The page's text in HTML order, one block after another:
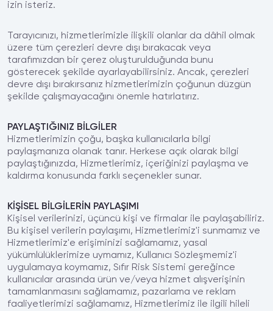
izin isteriz.
Tarayıcınızı, hizmetlerimizle ilişkili olanlar da dâhil olmak
üzere tüm çerezleri devre dışı bırakacak veya
tarafımızdan bir çerez oluşturulduğunda bunu
gösterecek şekilde ayarlayabilirsiniz. Ancak, çerezleri
devre dışı bırakırsanız hizmetlerimizin çoğunun düzgün
şekilde çalışmayacağını önemle hatırlatırız.
PAYLAŞTIĞINIZ BİLGİLER
Hizmetlerimizin çoğu, başka kullanıcılarla bilgi
paylaşmanıza olanak tanır. Herkese açık olarak bilgi
paylaştığınızda, Hizmetlerimiz, içeriğinizi paylaşma ve
kaldırma konusunda farklı seçenekler sunar.
KİŞİSEL BİLGİLERİN PAYLAŞIMI
Kişisel verilerinizi, üçüncü kişi ve firmalar ile paylaşabiliriz.
Bu kişisel verilerin paylaşımı, Hizmetlerimiz'i sunmamız ve
Hizmetlerimiz'e erişiminizi sağlamamız, yasal
yükümlülüklerimize uymamız, Kullanıcı Sözleşmemiz'i
uygulamaya koymamız, Sıfır Risk Sistemi gereğince
kullanıcılar arasında ürün ve/veya hizmet alışverişinin
tamamlanmasını sağlamamız, pazarlama ve reklam
faaliyetlerimizi sağlamamız, Hizmetlerimiz ile ilgili hileli